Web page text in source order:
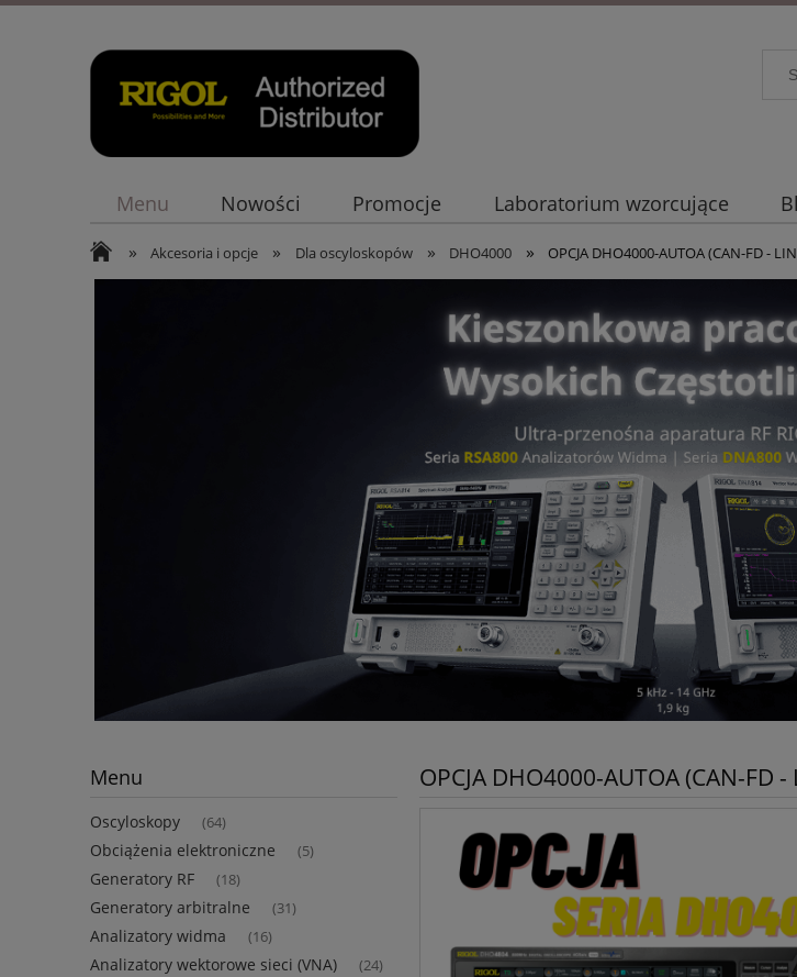
Menu Nowości Promocje Laboratorium wzorcujące
» Akcesoria i opcje » Dla oscyloskopów » DHO4000 » OPCJA DHO4000-AUTOA (CAN-FD -
Menu
Oscyloskopy (64)
Obciążenia elektroniczne (5)
Generatory RF (18)
Generatory arbitralne (31)
Analizatory widma (16)
Analizatory wektorowe sieci (VNA) (24)
OPCJA DHO4000-AUTOA (CAN-FD -